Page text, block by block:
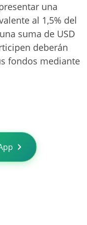
una
al 1,5% del
suma de USD
deberán
fondos mediante